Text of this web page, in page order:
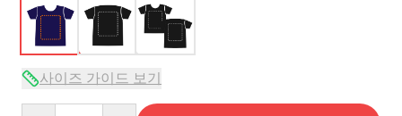
사이즈 가이드 보기